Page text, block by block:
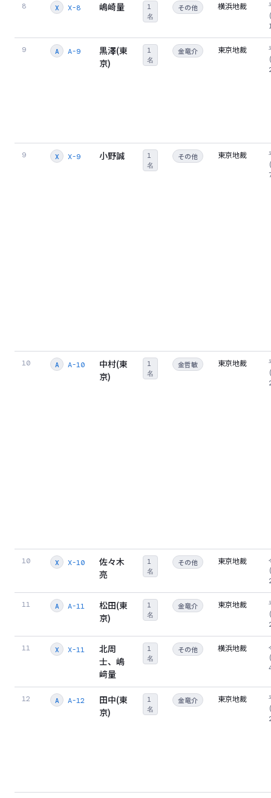
8 X X-8 嶋崎量
1
名
その他 横浜地裁
9 A A-9
黒澤(東
京)
1
名
金竜介 東京地裁
9 X X-9 小野誠
1
名
その他 東京地裁
10 A A-10
中村(東
京)
1
名
金哲敏 東京地裁
10 X X-10
佐々木
亮
1
名
その他 東京地裁
11 A A-11
松田(東
京)
1
名
金竜介 東京地裁
11 X X-11
北周
士、嶋
﨑量
1
名
その他 横浜地裁
12 A A-12
田中(東
京)
1
名
金竜介 東京地裁